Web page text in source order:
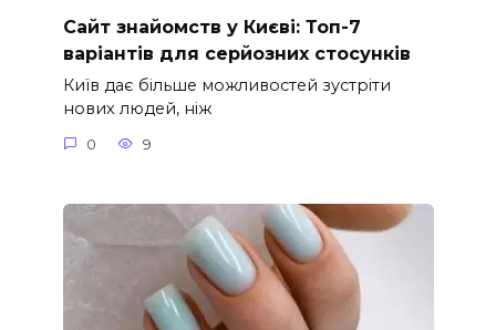
Сайт знайомств у Києві: Топ-7
варіантів для серйозних стосунків
Київ дає більше можливостей зустріти
нових людей, ніж
0 9